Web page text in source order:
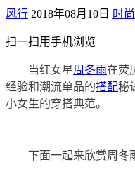
风行 2018年08月10日 时尚
扫一扫用手机浏览
当红女星周冬雨在荧
经验和潮流单品的搭配秘
小女生的穿搭典范。
下面一起来欣赏周冬